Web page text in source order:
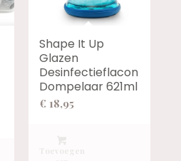
Shape It Up
Glazen
Desinfectieflacon
Dompelaar 621ml
€ 18,95